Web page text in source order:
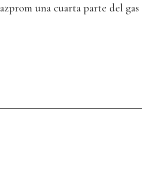
una cuarta parte del gas